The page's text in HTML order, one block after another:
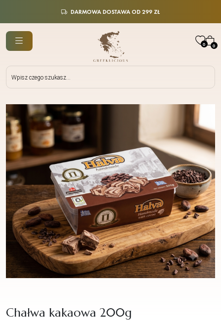
DARMOWA DOSTAWA OD 299 ZŁ
0 0
Wyszukiwarka
produktów
Chałwa kakaowa 200g